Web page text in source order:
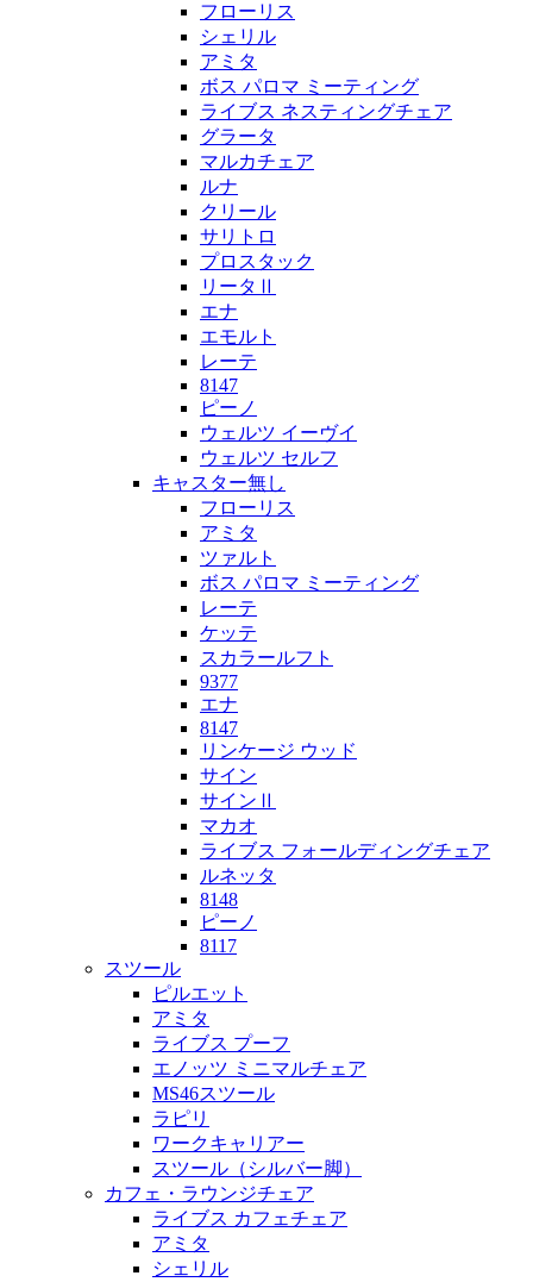
フローリス
シェリル
アミタ
ボス パロマ ミーティング
ライブス ネスティングチェア
グラータ
マルカチェア
ルナ
クリール
サリトロ
プロスタック
リータⅡ
エナ
エモルト
レーテ
8147
ピーノ
ウェルツ イーヴイ
ウェルツ セルフ
キャスター無し
フローリス
アミタ
ツァルト
ボス パロマ ミーティング
レーテ
ケッテ
スカラールフト
9377
エナ
8147
リンケージ ウッド
サイン
サインⅡ
マカオ
ライブス フォールディングチェア
ルネッタ
8148
ピーノ
8117
スツール
ピルエット
アミタ
ライブス プーフ
エノッツ ミニマルチェア
MS46スツール
ラピリ
ワークキャリアー
スツール（シルバー脚）
カフェ・ラウンジチェア
ライブス カフェチェア
アミタ
シェリル